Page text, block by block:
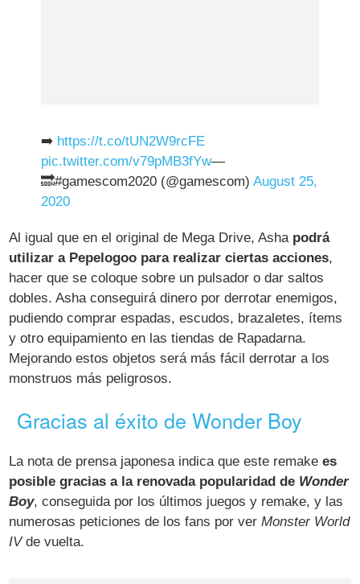
➡️ https://t.co/tUN2W9rcFE
pic.twitter.com/v79pMB3fYw—
🔜#gamescom2020 (@gamescom)August 25,
2020
Al igual que en el original de Mega Drive, Asha podrá
utilizar a Pepelogoo para realizar ciertas acciones,
hacer que se coloque sobre un pulsador o dar saltos
dobles. Asha conseguirá dinero por derrotar enemigos,
pudiendo comprar espadas, escudos, brazaletes, ítems
y otro equipamiento en las tiendas de Rapadarna.
Mejorando estos objetos será más fácil derrotar a los
monstruos más peligrosos.
Gracias al éxito de Wonder Boy
La nota de prensa japonesa indica que este remakees
posible gracias a la renovada popularidad de Wonder
Boy, conseguida por los últimos juegos y remake, y las
numerosas peticiones de los fans por verMonster World
IVde vuelta.